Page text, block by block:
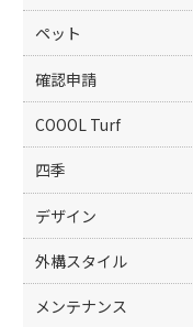
ペット
確認申請
COOOL Turf
四季
デザイン
外構スタイル
メンテナンス